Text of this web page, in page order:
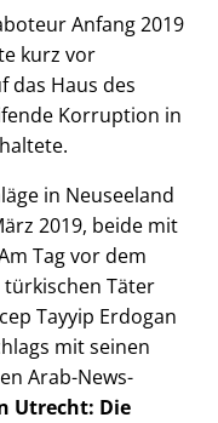
Anfang 2019
kurz vor
das Haus des
Korruption in
in Neuseeland
2019, beide mit
Tag vor dem
Täter
Tayyip Erdogan
mit seinen
Arab-News-
Utrecht: Die